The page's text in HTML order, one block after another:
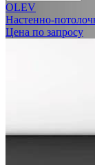
OLEV
Настенно-
Цена по запросу